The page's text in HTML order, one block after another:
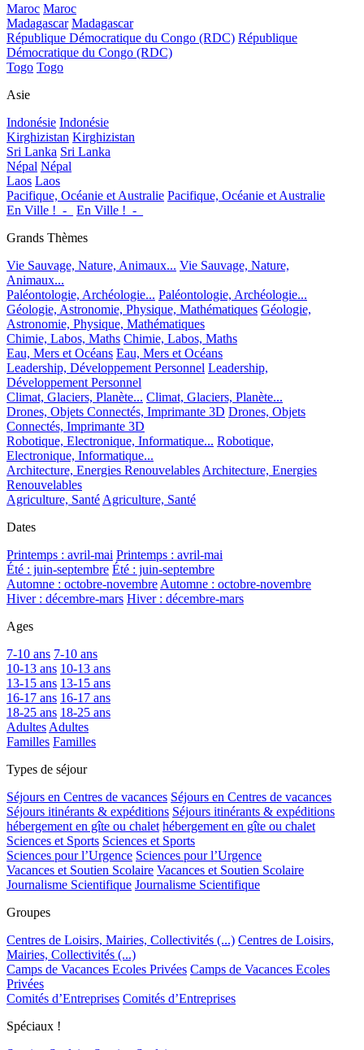
Maroc Maroc
Madagascar Madagascar
République Démocratique du Congo (RDC) République
Démocratique du Congo (RDC)
Togo Togo
Asie
Indonésie Indonésie
Kirghizistan Kirghizistan
Sri Lanka Sri Lanka
Népal Népal
Laos Laos
Pacifique, Océanie et Australie Pacifique, Océanie et Australie
En Ville !_-_
En Ville !_-_
Grands Thèmes
Vie Sauvage, Nature, Animaux... Vie Sauvage, Nature,
Animaux...
Paléontologie, Archéologie... Paléontologie, Archéologie...
Géologie, Astronomie, Physique, Mathématiques Géologie,
Astronomie, Physique, Mathématiques
Chimie, Labos, Maths Chimie, Labos, Maths
Eau, Mers et Océans Eau, Mers et Océans
Leadership, Développement Personnel Leadership,
Développement Personnel
Climat, Glaciers, Planète... Climat, Glaciers, Planète...
Drones, Objets Connectés, Imprimante 3D Drones, Objets
Connectés, Imprimante 3D
Robotique, Electronique, Informatique... Robotique,
Electronique, Informatique...
Architecture, Energies Renouvelables Architecture, Energies
Renouvelables
Agriculture, Santé Agriculture, Santé
Dates
Printemps : avril-mai Printemps : avril-mai
Été : juin-septembre Été : juin-septembre
Automne : octobre-novembre Automne : octobre-novembre
Hiver : décembre-mars Hiver : décembre-mars
Ages
7-10 ans 7-10 ans
10-13 ans 10-13 ans
13-15 ans 13-15 ans
16-17 ans 16-17 ans
18-25 ans 18-25 ans
Adultes Adultes
Familles Familles
Types de séjour
Séjours en Centres de vacances Séjours en Centres de vacances
Séjours itinérants & expéditions Séjours itinérants & expéditions
hébergement en gîte ou chalet hébergement en gîte ou chalet
Sciences et Sports Sciences et Sports
Sciences pour l’Urgence Sciences pour l’Urgence
Vacances et Soutien Scolaire Vacances et Soutien Scolaire
Journalisme Scientifique Journalisme Scientifique
Groupes
Centres de Loisirs, Mairies, Collectivités (...) Centres de Loisirs,
Mairies, Collectivités (...)
Camps de Vacances Ecoles Privées Camps de Vacances Ecoles
Privées
Comités d’Entreprises Comités d’Entreprises
Spéciaux !